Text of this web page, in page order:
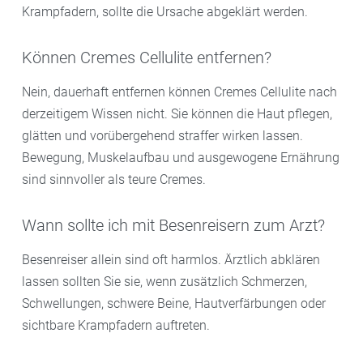
Krampfadern, sollte die Ursache abgeklärt werden.
Können Cremes Cellulite entfernen?
Nein, dauerhaft entfernen können Cremes Cellulite nach
derzeitigem Wissen nicht. Sie können die Haut pflegen,
glätten und vorübergehend straffer wirken lassen.
Bewegung, Muskelaufbau und ausgewogene Ernährung
sind sinnvoller als teure Cremes.
Wann sollte ich mit Besenreisern zum Arzt?
Besenreiser allein sind oft harmlos. Ärztlich abklären
lassen sollten Sie sie, wenn zusätzlich Schmerzen,
Schwellungen, schwere Beine, Hautverfärbungen oder
sichtbare Krampfadern auftreten.